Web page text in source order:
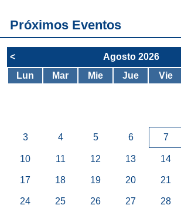
Próximos Eventos
< Agosto 2026
Lun
Mar Mie Jue Vie
3 4 5 6 7
10 11 12 13 14
17 18 19 20 21
24 25 26 27 28